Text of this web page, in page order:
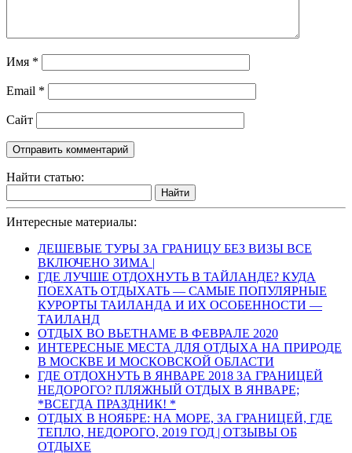
Имя *
Email *
Сайт
Найти статью:
Найти
Интересные материалы:
ДЕШЕВЫЕ ТУРЫ ЗА ГРАНИЦУ БЕЗ ВИЗЫ ВСЕ
ВКЛЮЧЕНО ЗИМА |
ГДЕ ЛУЧШЕ ОТДОХНУТЬ В ТАЙЛАНДЕ? КУДА
ПОЕХАТЬ ОТДЫХАТЬ — САМЫЕ ПОПУЛЯРНЫЕ
КУРОРТЫ ТАИЛАНДА И ИХ ОСОБЕННОСТИ —
ТАИЛАНД
ОТДЫХ ВО ВЬЕТНАМЕ В ФЕВРАЛЕ 2020
ИНТЕРЕСНЫЕ МЕСТА ДЛЯ ОТДЫХА НА ПРИРОДЕ
В МОСКВЕ И МОСКОВСКОЙ ОБЛАСТИ
ГДЕ ОТДОХНУТЬ В ЯНВАРЕ 2018 ЗА ГРАНИЦЕЙ
НЕДОРОГО? ПЛЯЖНЫЙ ОТДЫХ В ЯНВАРЕ;
*ВСЕГДА ПРАЗДНИК! *
ОТДЫХ В НОЯБРЕ: НА МОРЕ, ЗА ГРАНИЦЕЙ, ГДЕ
ТЕПЛО, НЕДОРОГО, 2019 ГОД | ОТЗЫВЫ ОБ
ОТДЫХЕ